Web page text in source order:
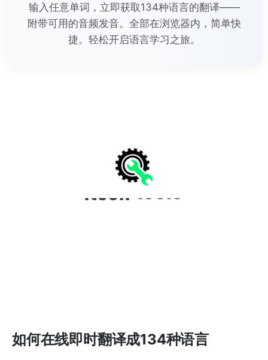
输入任意单词，立即获取134种语言的翻译——
附带可用的音频发音。全部在浏览器内，简单快
捷。轻松开启语言学习之旅。
如何在线即时翻译成134种语言